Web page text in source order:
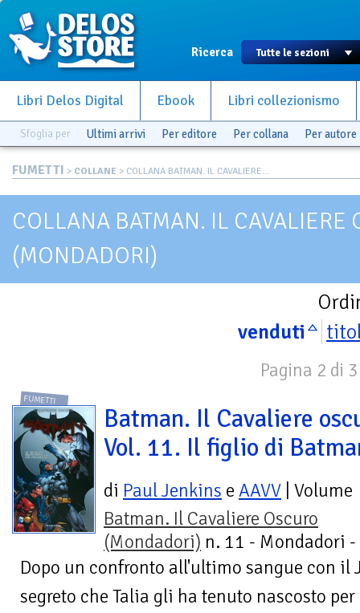
Ricerca
Libri Delos Digital Ebook Libri collezionismo
Sfoglia per Ultimi arrivi Per editore Per collana Per autore
FUMETTI > COLLANE > COLLANA BATMAN. IL CAVALIERE...
COLLANA BATMAN. IL CAVALIERE
(MONDADORI)
venduti
Pagina 2 di 3
FUMETTI
Batman. Il Cavaliere
Vol. 11. Il figlio di
di Paul Jenkins e AAVV | Volume
Batman. Il Cavaliere Oscuro
(Mondadori) n. 11 - Mondadori -
Dopo un confronto all'ultimo sangue con il
segreto che Talia gli ha tenuto nascosto